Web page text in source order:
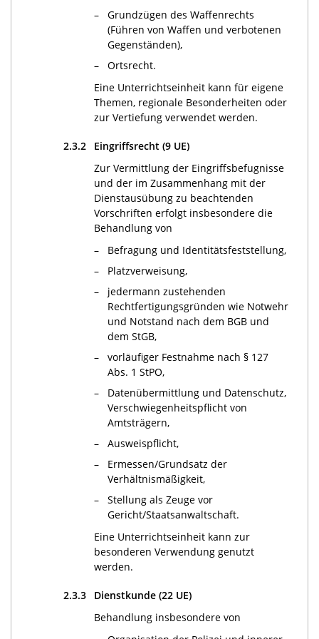
–
Grundzügen des Waffenrechts
(Führen von Waffen und verbotenen
Gegenständen),
–
Ortsrecht.
Eine Unterrichtseinheit kann für eigene
Themen, regionale Besonderheiten oder
zur Vertiefung verwendet werden.
2.3.2
Eingriffsrecht (9 UE)
Zur Vermittlung der Eingriffsbefugnisse
und der im Zusammenhang mit der
Dienstausübung zu beachtenden
Vorschriften erfolgt insbesondere die
Behandlung von
–
Befragung und Identitätsfeststellung,
–
Platzverweisung,
–
jedermann zustehenden
Rechtfertigungsgründen wie Notwehr
und Notstand nach dem BGB und
dem StGB,
–
vorläufiger Festnahme nach § 127
Abs. 1 StPO,
–
Datenübermittlung und Datenschutz,
Verschwiegenheitspflicht von
Amtsträgern,
–
Ausweispflicht,
–
Ermessen/Grundsatz der
Verhältnismäßigkeit,
–
Stellung als Zeuge vor
Gericht/Staatsanwaltschaft.
Eine Unterrichtseinheit kann zur
besonderen Verwendung genutzt
werden.
2.3.3
Dienstkunde (22 UE)
Behandlung insbesondere von